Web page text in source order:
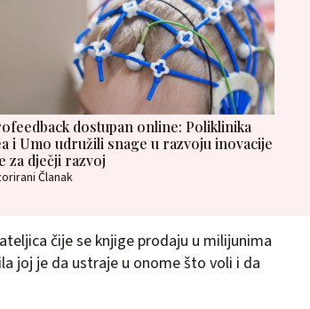
dostupan online: Poliklinika
i Umo udružili snage u razvoju inovacije
za dječji razvoj
Članak
čije se knjige prodaju u milijunima
joj je da ustraje u onome što voli i da